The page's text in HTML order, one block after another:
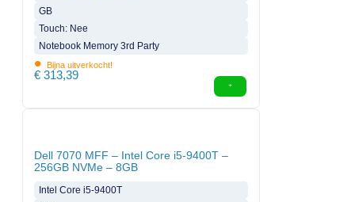
GB
Touch: Nee
Notebook Memory 3rd Party
• Bijna uitverkocht!
€ 313,39
Dell 7070 MFF – Intel Core i5-9400T –
256GB NVMe – 8GB
Intel Core i5-9400T